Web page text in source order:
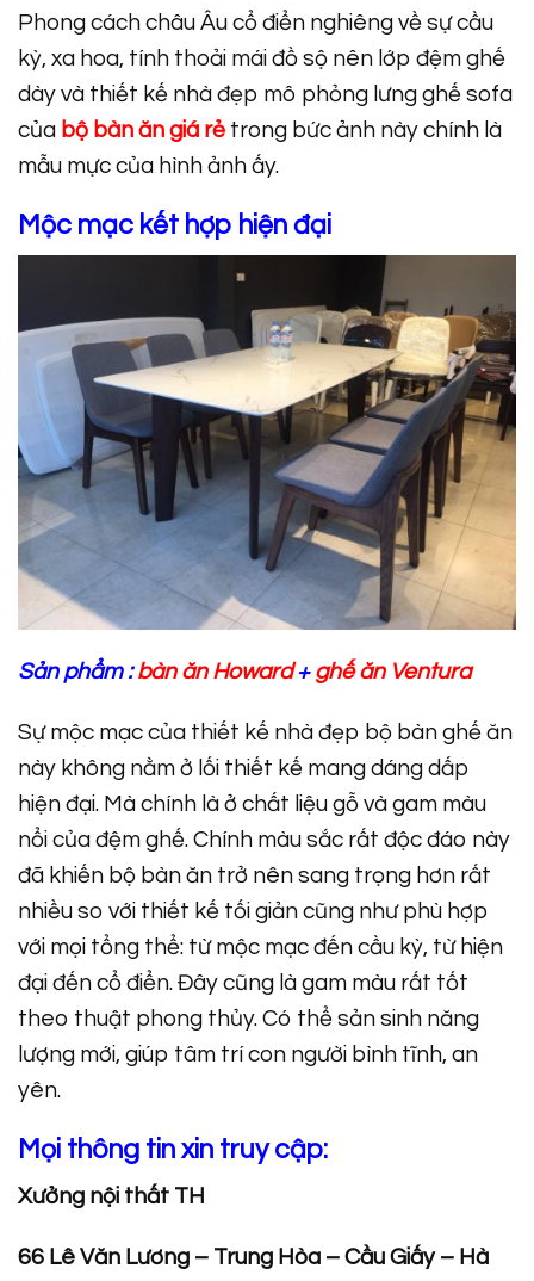
Phong cách châu Âu cổ điển nghiêng về sự cầu
kỳ, xa hoa, tính thoải mái đồ sộ nên lớp đệm ghế
dày và thiết kế nhà đẹp mô phỏng lưng ghế sofa
của bộ bàn ăn giá rẻ trong bức ảnh này chính là
mẫu mực của hình ảnh ấy.
Mộc mạc kết hợp hiện đại
Sản phẩm :bàn ăn Howard+ ghế ăn Ventura
Sự mộc mạc của thiết kế nhà đẹp bộ bàn ghế ăn
này không nằm ở lối thiết kế mang dáng dấp
hiện đại. Mà chính là ở chất liệu gỗ và gam màu
nổi của đệm ghế. Chính màu sắc rất độc đáo này
đã khiến bộ bàn ăn trở nên sang trọng hơn rất
nhiều so với thiết kế tối giản cũng như phù hợp
với mọi tổng thể: từ mộc mạc đến cầu kỳ, từ hiện
đại đến cổ điển. Đây cũng là gam màu rất tốt
theo thuật phong thủy. Có thể sản sinh năng
lượng mới, giúp tâm trí con người bình tĩnh, an
yên.
Mọi thông tin xin truy cập:
Xưởng nội thất TH
66 Lê Văn Lương – Trung Hòa – Cầu Giấy – Hà